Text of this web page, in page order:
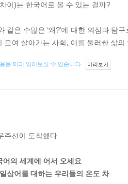
이)는 한국어로 볼 수 있는 걸까?
같은 수많은 ‘왜?’에 대한 의심과 탐
모여 살아가는 사회, 이를 둘러싼 삶
을 미리 읽어보실 수 있습니다. 미리보기
주선이 도착했다
어의 세계에 어서 오세요
상어를 대하는 우리들의 온도 차